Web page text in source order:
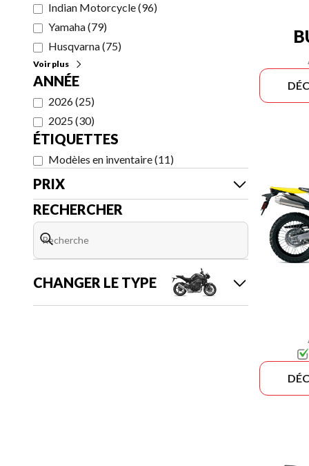
Indian Motorcycle(96)
Yamaha(79)
Husqvarna(75)
Voir plus
ANNÉE
2026(25)
2025(30)
ÉTIQUETTES
Modèles en inventaire(11)
PRIX
RECHERCHER
CHANGER LE TYPE